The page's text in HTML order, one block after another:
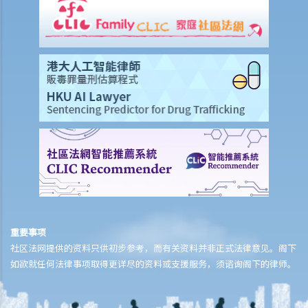
重要事项
社区法网提供的资料只供初步参考，而有关资料并非正式法律意见。阁下
如欲就任何法律事项取得更详尽的资料或支援服务，须谘询阁下的律师。